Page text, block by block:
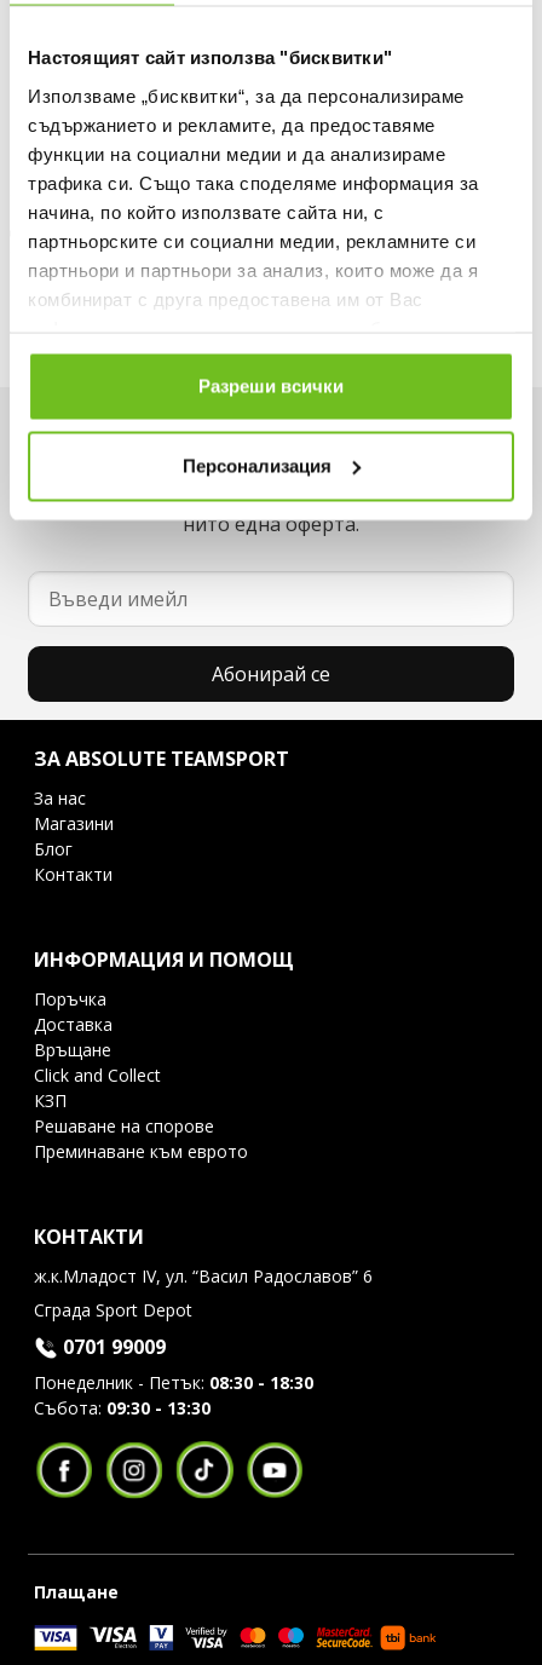
Настоящият сайт използва "бисквитки"
Използваме „бисквитки“, за да персонализираме
съдържанието и рекламите, да предоставяме
функции на социални медии и да анализираме
трафика си. Също така споделяме информация за
начина, по който използвате сайта ни, с
партньорските си социални медии, рекламните си
партньори и партньори за анализ, които може да я
комбинират с друга предоставена им от Вас
ползването от Ваша страна на услугите им.
Разреши всички
Персонализация
БЕЗПЛАТНА ДОСТАВКА НАД 50 €.
Информация за продукта
Описание
Доставка
Наличност в магазините
Искаш да си първи в списъка ни?
Вземи -15% за първа поръчка и не пропускай
нито една оферта.
Абонирай се
ЗА ABSOLUTE TEAMSPORT
За нас
Магазини
Блог
Контакти
ИНФОРМАЦИЯ И ПОМОЩ
Поръчка
Доставка
Връщане
Click and Collect
КЗП
Решаване на спорове
Преминаване към еврото
КОНТАКТИ
ж.к.Младост IV, ул. “Васил Радославов” 6
Сграда Sport Depot
0701 99009
Понеделник - Петък: 08:30 - 18:30
Събота: 09:30 - 13:30
Плащане